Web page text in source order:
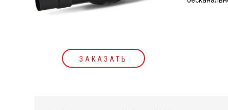
ЗАКАЗАТЬ